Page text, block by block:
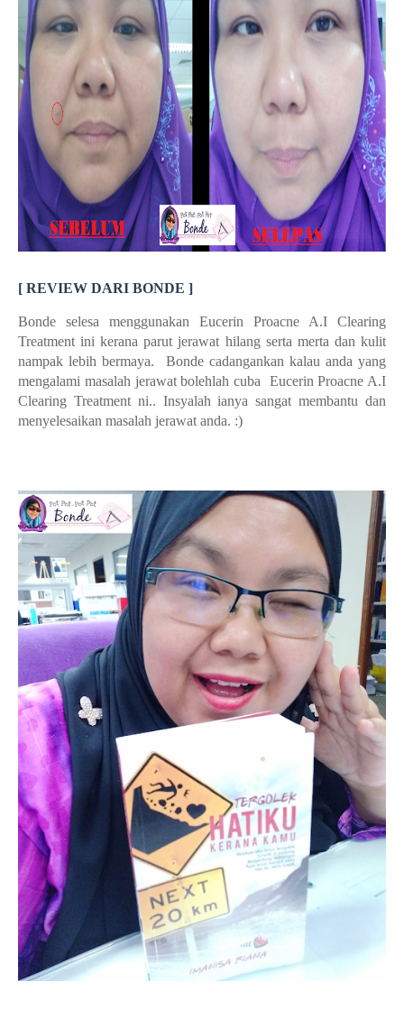
[ REVIEW DARI BONDE ]
Bonde selesa menggunakan Eucerin Proacne A.I Clearing
Treatment ini kerana parut jerawat hilang serta merta dan kulit
nampak lebih bermaya. Bonde cadangankan kalau anda yang
mengalami masalah jerawat bolehlah cuba Eucerin Proacne A.I
Clearing Treatment ni.. Insyalah ianya sangat membantu dan
menyelesaikan masalah jerawat anda. :)